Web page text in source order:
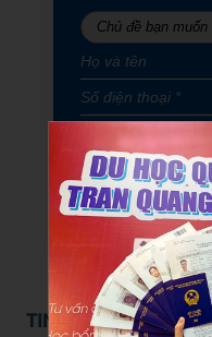
GỬI
TIN TỨC DU HỌC